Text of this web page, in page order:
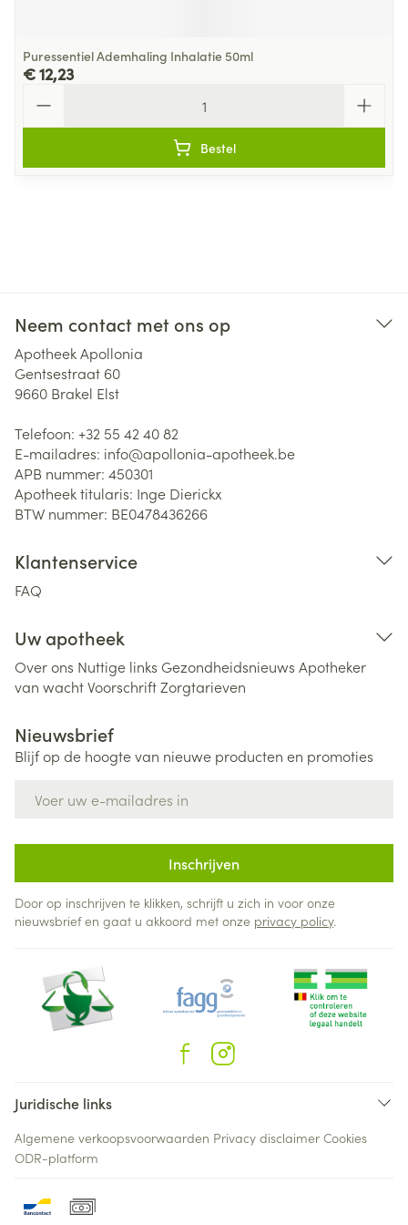
Puressentiel Ademhaling Inhalatie 50ml
€ 12,23
Bestel
Neem contact met ons op
Apotheek Apollonia
Gentsestraat 60
9660 Brakel Elst
Telefoon: +32 55 42 40 82
E-mailadres: info@apollonia-apotheek.be
APB nummer: 450301
Apotheek titularis: Inge Dierickx
BTW nummer: BE0478436266
Klantenservice
FAQ
Uw apotheek
Over ons Nuttige links Gezondheidsnieuws Apotheker
van wachtVoorschriftZorgtarieven
Nieuwsbrief
Blijf op de hoogte van nieuwe producten en promoties
Inschrijven
Door op inschrijven te klikken, schrijft u zich in voor onze
nieuwsbrief en gaat u akkoord met onze privacy policy.
Juridische links
Algemene verkoopsvoorwaarden Privacy disclaimer Cookies
ODR-platform